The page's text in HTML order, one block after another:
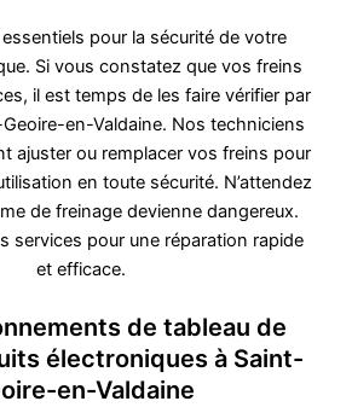
pour la sécurité de votre
Si vous constatez que vos freins
il est temps de les faire vérifier par
en-Valdaine. Nos techniciens
ajuster ou remplacer vos freins pour
en toute sécurité. N’attendez
de freinage devienne dangereux.
services pour une réparation rapide
et efficace.
de tableau de
électroniques à Saint-
en-Valdaine